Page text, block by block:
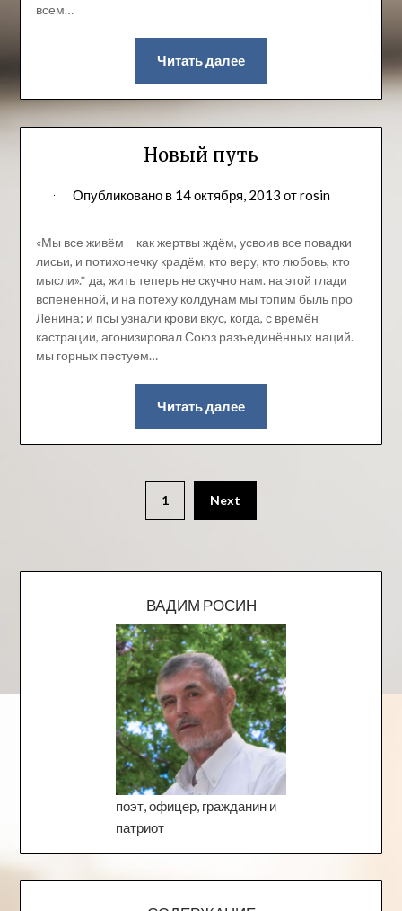
всем…
Читать далее
Новый путь
Опубликовано в 14 октября, 2013 отrosin
«Мы все живём – как жертвы ждём, усвоив все повадки
лисьи, и потихонечку крадём, кто веру, кто любовь, кто
мысли».* да, жить теперь не скучно нам. на этой глади
вспененной, и на потеху колдунам мы топим быль про
Ленина; и псы узнали крови вкус, когда, с времён
кастрации, агонизировал Союз разъединённых наций.
мы горных пестуем…
Читать далее
1 Next
ВАДИМ РОСИН
поэт, офицер, гражданин и
патриот